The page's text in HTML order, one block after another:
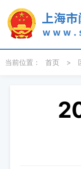
当前位置： 首页 >